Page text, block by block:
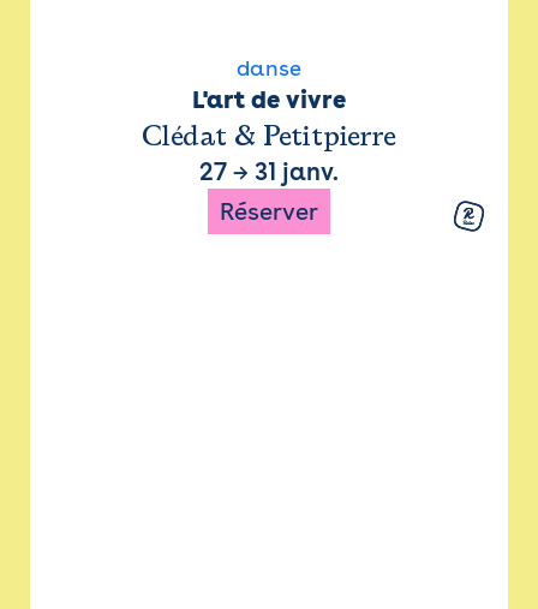
danse
L'art de vivre
Clédat & Petitpierre
27 → 31 janv.
Réserver